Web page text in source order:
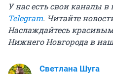
У нас есть свои каналы
Telegram. Читайте
Наслаждайтесь
Нижнего Новгорода в
Светлана Шуга